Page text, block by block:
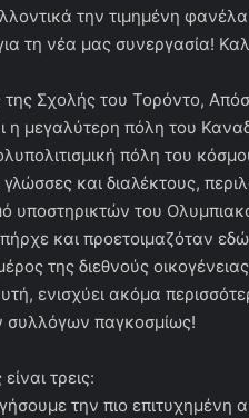
την τιμημένη
τη νέα μας συνεργασία!
Σχολής του Τορόντο,
η μεγαλύτερη πόλη του
πόλη του
γλώσσες και διαλέκτους,
υποστηρικτών του
και προετοιμαζόταν
της διεθνούς
ενισχύει ακόμα
συλλόγων παγκοσμίως!
τρεις:
την πιο επιτυχημένη